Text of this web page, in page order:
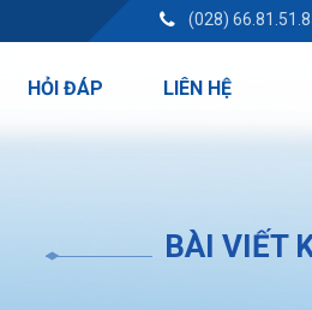
(028)
HỎI ĐÁP LIÊN HỆ
BÀI VIẾT